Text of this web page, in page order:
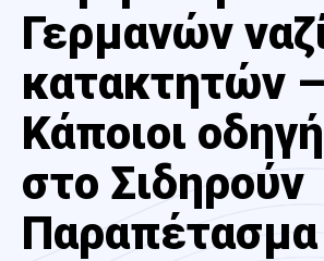
Γερμανών
κατακτητών –
Κάποιοι
στο Σιδηρούν
Παραπέτασμα